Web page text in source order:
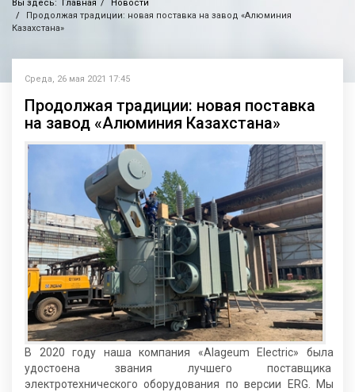
Вы здесь: Главная
Новости
Продолжая традиции: новая поставка на завод «Алюминия
Казахстана»
Среда, 26 мая 2021 17:45
Продолжая традиции: новая поставка
на завод «Алюминия Казахстана»
В 2020 году наша компания «Alageum Electric» была
удостоена звания лучшего поставщика
электротехнического оборудования по версии ERG. Мы